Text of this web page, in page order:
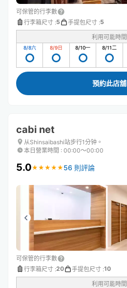
可保管的行李數
行李箱尺寸 :5 手提包尺寸 :5
利用可能時間
8/8六 8/9日 8/10一 8/11二
預約此店舖
cabi net
从Shinsaibashi站步行1分钟。
本日營業時間 : 00:00〜00:00
5.0★ ★ ★ ★ ★
★ ★ ★ ★ ★ 56 則評論
可保管的行李數
行李箱尺寸 :20 手提包尺寸 :10
利用可能時間